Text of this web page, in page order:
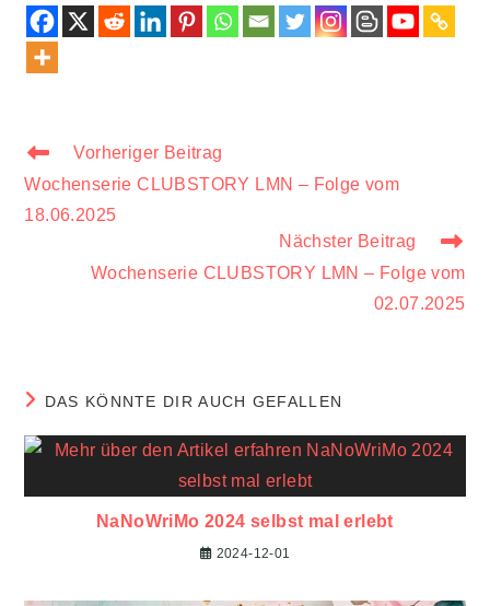
WEITERE
ANSEHEN
Vorheriger Beitrag
Wochenserie CLUBSTORY LMN – Folge vom
18.06.2025
Nächster Beitrag
Wochenserie CLUBSTORY LMN – Folge vom
02.07.2025
DAS KÖNNTE DIR AUCH GEFALLEN
NaNoWriMo 2024 selbst mal erlebt
2024-12-01